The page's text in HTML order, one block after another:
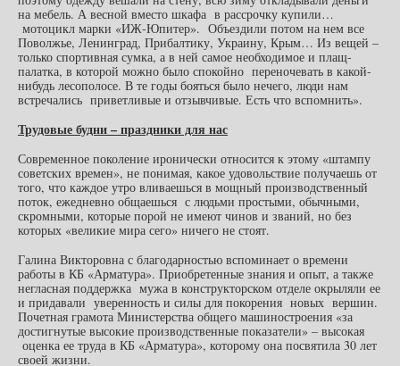
на мебель. А весной вместо шкафа в рассрочку купили…
мотоцикл марки «ИЖ-Юпитер». Объездили потом на нем все
Поволжье, Ленинград, Прибалтику, Украину, Крым… Из вещей –
только спортивная сумка, а в ней самое необходимое и плащ-
палатка, в которой можно было спокойно переночевать в какой-
нибудь лесополосе. В те годы бояться было нечего, люди нам
встречались приветливые и отзывчивые. Есть что вспомнить».
Трудовые будни – праздники для нас
Современное поколение иронически относится к этому «штампу
советских времен», не понимая, какое удовольствие получаешь от
того, что каждое утро вливаешься в мощный производственный
поток, ежедневно общаешься с людьми простыми, обычными,
скромными, которые порой не имеют чинов и званий, но без
которых «великие мира сего» ничего не стоят.
Галина Викторовна с благодарностью вспоминает о времени
работы в КБ «Арматура». Приобретенные знания и опыт, а также
негласная поддержка мужа в конструкторском отделе окрыляли ее
и придавали уверенность и силы для покорения новых вершин.
Почетная грамота Министерства общего машиностроения «за
достигнутые высокие производственные показатели» – высокая
оценка ее труда в КБ «Арматура», которому она посвятила 30 лет
своей жизни.